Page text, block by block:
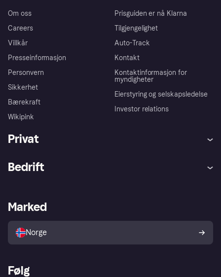
Om oss
Careers
Villkår
Presseinformasjon
Personvern
Sikkerhet
Bærekraft
Wikipink
Prisguiden er nå Klarna
Tilgjengelighet
Auto-Track
Kontakt
Kontaktinformasjon for
myndigheter
Eierstyring og selskapsledelse
Investor relations
Privat
Utforsk butikker
Bedrift
Merchant portal
Marked
Norge
Følg